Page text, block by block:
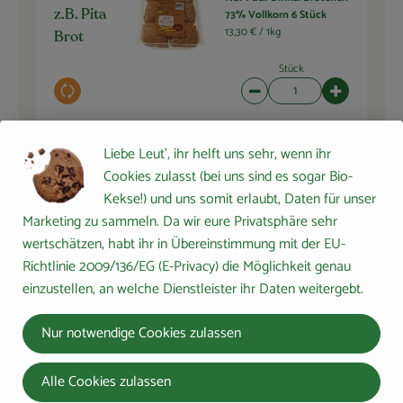
z.B. Pita
Brot
Auswahl ändern
73% Vollkorn 6 Stück
13,30 € /1kg
Stück
Artikelanzahl verringern
Du hast sicher:
Olivenöl
Rapunzel Olivenöl Kreta
nativ extra 0,5l
29,98 € /
Liebe Leut', ihr helft uns sehr, wenn ihr
Cookies zulasst (bei uns sind es sogar Bio-
Kekse!) und uns somit erlaubt, Daten für unser
Marketing zu sammeln. Da wir eure Privatsphäre sehr
wertschätzen, habt ihr in Übereinstimmung mit der EU-
Richtlinie 2009/136/EG (E-Privacy) die Möglichkeit genau
einzustellen, an welche Dienstleister ihr Daten weitergebt.
Nur notwendige Cookies zulassen
Alle Cookies zulassen